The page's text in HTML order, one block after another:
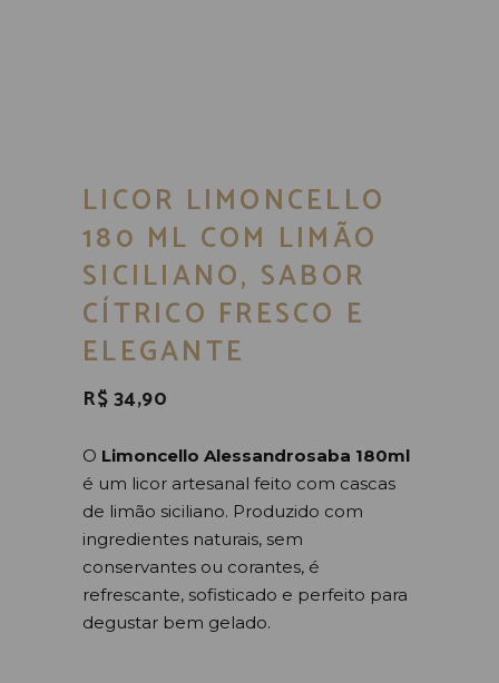
LICOR LIMONCELLO
180 ML COM LIMÃO
SICILIANO, SABOR
CÍTRICO FRESCO E
ELEGANTE
R$34,90
O Limoncello Alessandrosaba 180ml
é um licor artesanal feito com cascas
de limão siciliano. Produzido com
ingredientes naturais, sem
conservantes ou corantes, é
refrescante, sofisticado e perfeito para
degustar bem gelado.